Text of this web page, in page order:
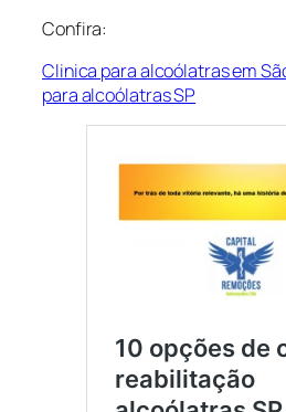
Confira:
Clinica para alcoólatras em
para alcoólatras SP